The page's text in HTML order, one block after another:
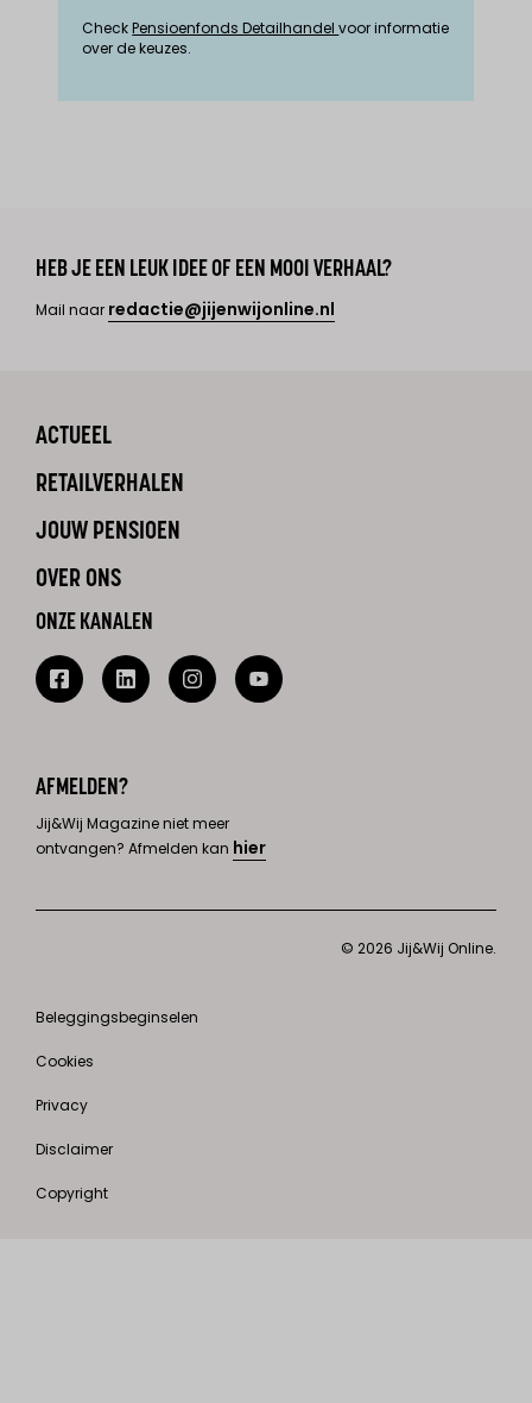
CheckPensioenfonds Detailhandelvoor informatie
over de keuzes.
HEB JE EEN LEUK IDEE OF EEN MOOI VERHAAL?
Mail naar redactie@jijenwijonline.nl
ACTUEEL
RETAILVERHALEN
JOUW PENSIOEN
OVER ONS
ONZE KANALEN
AFMELDEN?
Jij&Wij Magazine niet meer
ontvangen? Afmelden kan hier
© 2026 Jij&Wij Online.
Beleggingsbeginselen
Cookies
Privacy
Disclaimer
Copyright